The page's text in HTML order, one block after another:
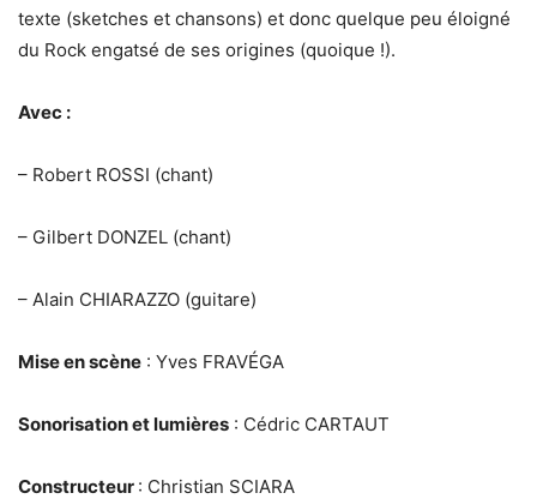
texte (sketches et chansons) et donc quelque peu éloigné
du Rock engatsé de ses origines (quoique !).
Avec :
– Robert ROSSI (chant)
– Gilbert DONZEL (chant)
– Alain CHIARAZZO (guitare)
Mise en scène : Yves FRAVÉGA
Sonorisation et lumières : Cédric CARTAUT
Constructeur : Christian SCIARA